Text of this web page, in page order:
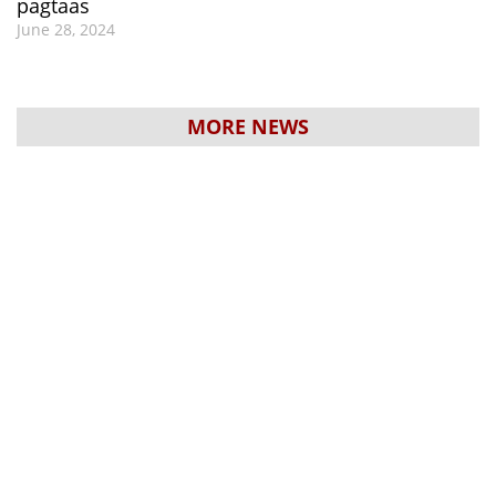
June 28, 2024
MORE NEWS